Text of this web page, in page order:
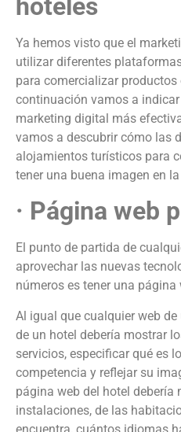
hoteles
Ya hemos visto que el
utilizar diferentes
para comercializar productos
continuación vamos a
marketing digital más
vamos a descubrir cómo las
alojamientos turísticos para
tener una buena imagen en la
· Página web
El punto de partida de
aprovechar las nuevas
números es tener una
Al igual que cualquier web
de un hotel debería mostrar
servicios, especificar qué es
competencia y reflejar su
página web del hotel debería
instalaciones, de las